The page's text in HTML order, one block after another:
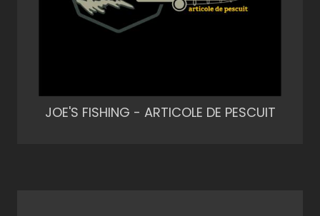
JOE'S FISHING - ARTICOLE DE PESCUIT